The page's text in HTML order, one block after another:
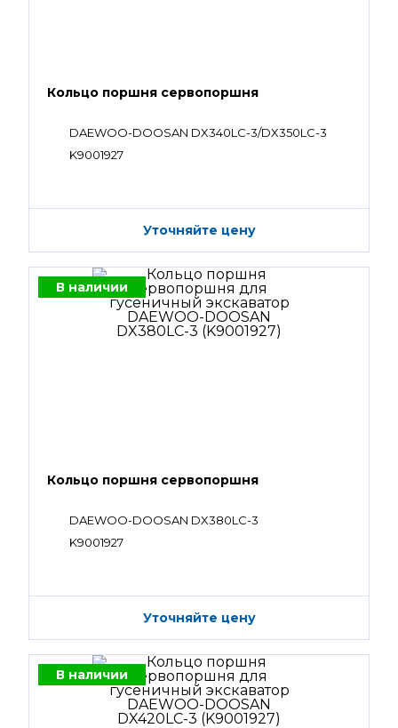
Кольцо поршня сервопоршня
DAEWOO-DOOSAN DX340LC-3/DX350LC-3
K9001927
Уточняйте цену
В наличии
Кольцо поршня сервопоршня
DAEWOO-DOOSAN DX380LC-3
K9001927
Уточняйте цену
В наличии